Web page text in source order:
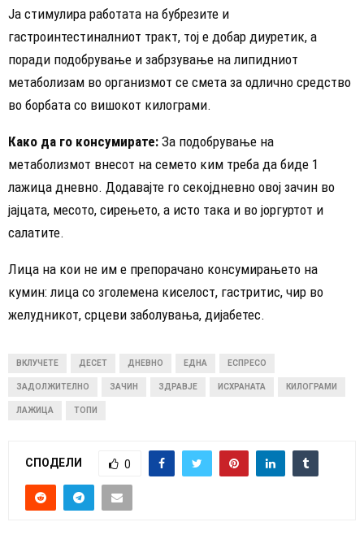
Ја стимулира работата на бубрезите и
гастроинтестиналниот тракт, тој е добар диуретик, а
поради подобрување и забрзување на липидниот
метаболизам во организмот се смета за одлично средство
во борбата со вишокот килограми.
Како да го консумирате: За подобрување на
метаболизмот внесот на семето ким треба да биде 1
лажица дневно. Додавајте го секојдневно овој зачин во
јајцата, месото, сирењето, а исто така и во јоргуртот и
салатите.
Лица на кои не им е препорачано консумирањето на
кумин: лица со зголемена киселост, гастритис, чир во
желудникот, срцеви заболувања, дијабетес.
ВКЛУЧЕТЕ ДЕСЕТ ДНЕВНО ЕДНА ЕСПРЕСО
ЗАДОЛЖИТЕЛНО ЗАЧИН ЗДРАВЈЕ ИСХРАНАТА КИЛОГРАМИ
ЛАЖИЦА ТОПИ
СПОДЕЛИ 0